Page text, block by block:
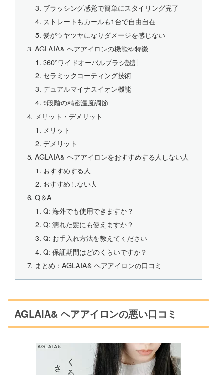
ブラッシング感覚で簡単にスタイリング完了
ストレートもカールも1台で自由自在
髪がツヤツヤになりダメージを感じない
AGLAIA& ヘアアイロンの機能や特徴
360°ワイドオーバルブラシ設計
セラミックコーティング技術
デュアルマイナスイオン機能
9段階の精密温度調節
メリット・デメリット
メリット
デメリット
AGLAIA& ヘアアイロンをおすすめする人しない人
おすすめする人
おすすめしない人
Q＆A
Q: 海外でも使用できますか？
Q: 濡れた髪にも使えますか？
Q: お手入れ方法を教えてください
Q: 保証期間はどのくらいですか？
まとめ：AGLAIA& ヘアアイロンの口コミ
AGLAIA& ヘアアイロンの悪い口コミ